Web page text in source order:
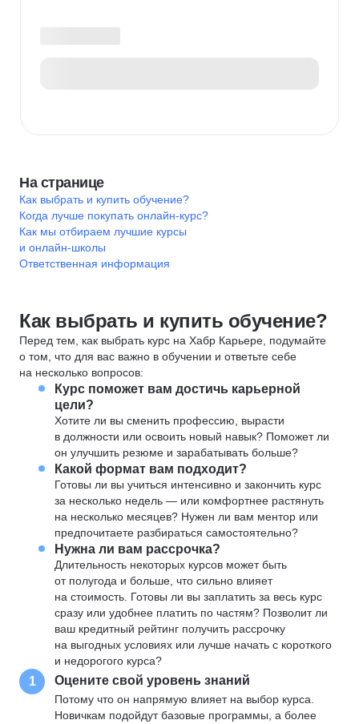
На странице
Как выбрать и купить обучение?
Когда лучше покупать онлайн-курс?
Как мы отбираем лучшие курсы
и онлайн-школы
Ответственная информация
Как выбрать и купить обучение?
Перед тем, как выбрать курс на Хабр Карьере, подумайте
о том, что для вас важно в обучении и ответьте себе
на несколько вопросов:
Курс поможет вам достичь карьерной
цели?
Хотите ли вы сменить профессию, вырасти
в должности или освоить новый навык? Поможет ли
он улучшить резюме и зарабатывать больше?
Какой формат вам подходит?
Готовы ли вы учиться интенсивно и закончить курс
за несколько недель — или комфортнее растянуть
на несколько месяцев? Нужен ли вам ментор или
предпочитаете разбираться самостоятельно?
Нужна ли вам рассрочка?
Длительность некоторых курсов может быть
от полугода и больше, что сильно влияет
на стоимость. Готовы ли вы заплатить за весь курс
сразу или удобнее платить по частям? Позволит ли
ваш кредитный рейтинг получить рассрочку
на выгодных условиях или лучше начать с короткого
и недорогого курса?
1 Оцените свой уровень знаний
Потому что он напрямую влияет на выбор курса.
Новичкам подойдут базовые программы, а более